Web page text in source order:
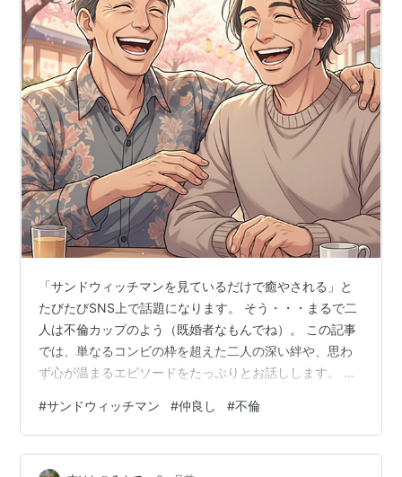
「サンドウィッチマンを見ているだけで癒やされる」と
たびたびSNS上で話題になります。 そう・・・まるで二
人は不倫カップのよう（既婚者なもんでね）。 この記事
では、単なるコンビの枠を超えた二人の深い絆や、思わ
ず心が温まるエピソードをたっぷりとお話しします。 サ
ダルと優しいエピソード！ itzmysnow.com サンドウィッ
チマンが「仲良し」と言われる理由は？出会いから10年
の同居生活まで 高校時代のラグビー部から始まった二人
#サンドウィッチマン #仲良し #不倫